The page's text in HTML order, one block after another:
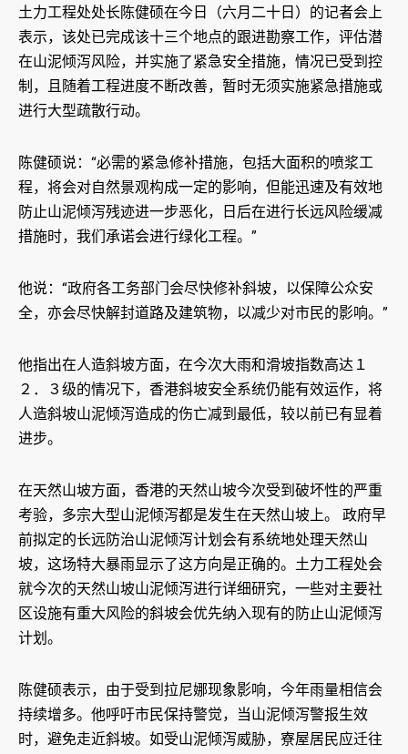
土力工程处处长陈健硕在今日（六月二十日）的记者会上
表示，该处已完成该十三个地点的跟进勘察工作，评估潜
在山泥倾泻风险，并实施了紧急安全措施，情况已受到控
制，且随着工程进度不断改善，暂时无须实施紧急措施或
进行大型疏散行动。
陈健硕说：“必需的紧急修补措施，包括大面积的喷浆工
程，将会对自然景观构成一定的影响，但能迅速及有效地
防止山泥倾泻残迹进一步恶化，日后在进行长远风险缓减
措施时，我们承诺会进行绿化工程。”
他说：“政府各工务部门会尽快修补斜坡，以保障公众安
全，亦会尽快解封道路及建筑物，以减少对市民的影响。”
他指出在人造斜坡方面，在今次大雨和滑坡指数高达１
２．３级的情况下，香港斜坡安全系统仍能有效运作，将
人造斜坡山泥倾泻造成的伤亡减到最低，较以前已有显着
进步。
在天然山坡方面，香港的天然山坡今次受到破坏性的严重
考验，多宗大型山泥倾泻都是发生在天然山坡上。 政府早
前拟定的长远防治山泥倾泻计划会有系统地处理天然山
坡，这场特大暴雨显示了这方向是正确的。土力工程处会
就今次的天然山坡山泥倾泻进行详细研究，一些对主要社
区设施有重大风险的斜坡会优先纳入现有的防止山泥倾泻
计划。
陈健硕表示，由于受到拉尼娜现象影响，今年雨量相信会
持续增多。他呼吁市民保持警觉，当山泥倾泻警报生效
时，避免走近斜坡。如受山泥倾泻威胁，寮屋居民应迁往